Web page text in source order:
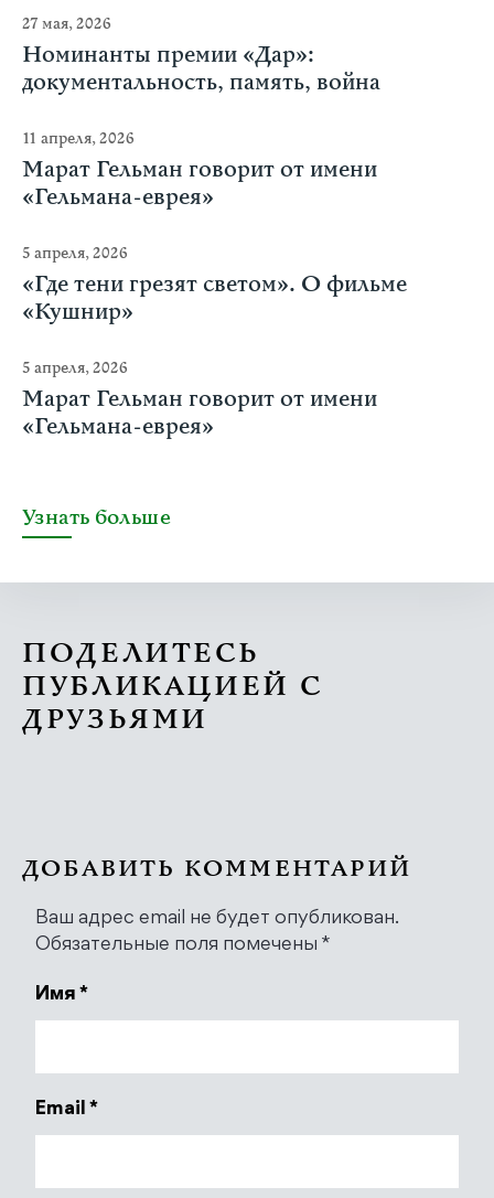
27 мая, 2026
Номинанты премии «Дар»:
документальность, память, война
11 апреля, 2026
Марат Гельман говорит от имени
«Гельмана-еврея»
5 апреля, 2026
«Где тени грезят светом». О фильме
«Кушнир»
5 апреля, 2026
Марат Гельман говорит от имени
«Гельмана-еврея»
Узнать больше
ПОДЕЛИТЕСЬ
ПУБЛИКАЦИЕЙ С
ДРУЗЬЯМИ
ДОБАВИТЬ КОММЕНТАРИЙ
Ваш адрес email не будет опубликован.
Обязательные поля помечены *
Имя *
Email *